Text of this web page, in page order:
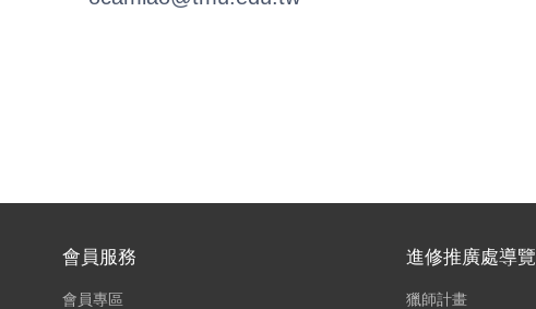
會員服務
會員專區
進修推廣處導覽
獵師計畫